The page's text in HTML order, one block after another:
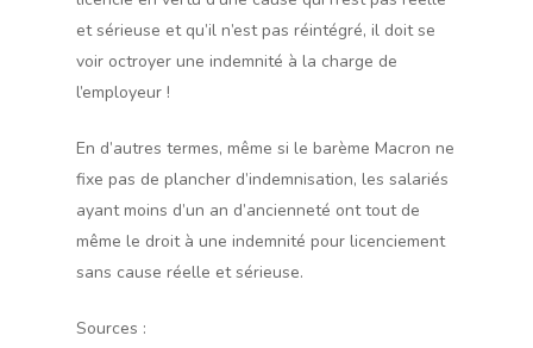
et sérieuse et qu’il n’est pas réintégré, il doit se
voir octroyer une indemnité à la charge de
l’employeur !
En d’autres termes, même si le barème Macron ne
fixe pas de plancher d’indemnisation, les salariés
ayant moins d’un an d’ancienneté ont tout de
même le droit à une indemnité pour licenciement
sans cause réelle et sérieuse.
Sources :